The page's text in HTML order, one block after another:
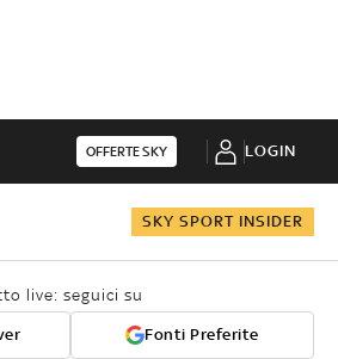
OFFERTE SKY LOGIN
SKY SPORT INSIDER
live: seguici su
Fonti Preferite